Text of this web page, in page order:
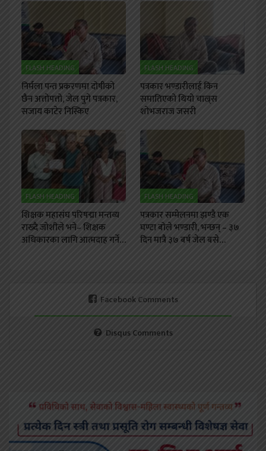
FLASH HEADING
निर्मला पन्त प्रकरणमा दोषीको
छैन अत्तोपत्तो, जेल पुगे पत्रकार,
सजाय काटेर निस्किए
FLASH HEADING
पत्रकार भण्डारीलाई किन
समातिएको थियो चाल्र्स
शोभजराज जसरी
FLASH HEADING
शिक्षक महासंघ परिषद्मा मन्तव्य
राख्दै जोशीले भने– शिक्षक
अधिकारका लागि आत्मदाह गर्ने…
FLASH HEADING
पत्रकार सम्मेलनमा झण्डै एक
घण्टा बोले भण्डारी, भन्छन् – ३७
दिन मात्रै ३७ बर्ष जेल बसे…
Facebook Comments
Disqus Comments